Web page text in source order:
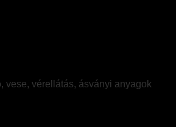
vese, vérellátás, ásványi anyagok